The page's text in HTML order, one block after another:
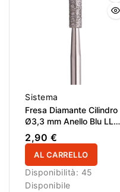
Sistema
Fresa Diamante Cilindro
Ø3,3 mm Anello Blu LL
6,0 mm
2,90 €
AL CARRELLO
Disponibilità: 45
Disponibile